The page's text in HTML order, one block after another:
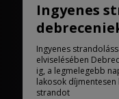
Ingyenes
Ingyenes
elviselésében
ig, a legmelegebb
lakosok díjmentesen
strandot